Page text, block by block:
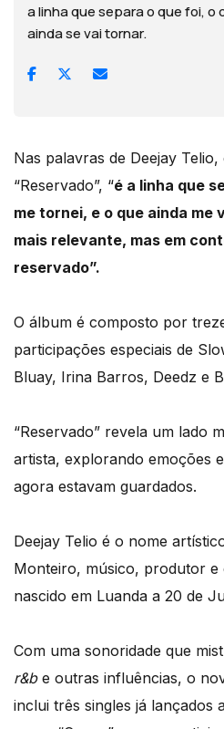
a linha que separa o que foi, o
ainda se vai tornar.
Nas palavras de Deejay
“Reservado”, “é a linha que
me tornei, e o que ainda me
mais relevante, mas em
reservado”.
O álbum é composto por
participações especiais de
Bluay, Irina Barros, Deedz e
“Reservado” revela um lado
artista, explorando emoções
agora estavam guardados.
Deejay Telio é o nome
Monteiro, músico, produtor
nascido em Luanda a 20 de
Com uma sonoridade que
r&be outras influências, o
inclui três singles já lançados